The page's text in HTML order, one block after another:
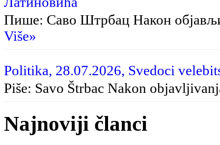
Пише: Саво Штрбац Након
Više»
Politika, 28.07.2026, Svedoci
Piše: Savo Štrbac Nakon
Najnoviji članci